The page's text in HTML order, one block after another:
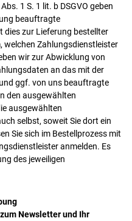
1 S. 1 lit. b DSGVO geben
beauftragte
dies zur Lieferung bestellter
welchen Zahlungsdienstleister
wir zur Abwicklung von
an das mit der
ggf. von uns beauftragte
den ausgewählten
ausgewählten
selbst, soweit Sie dort ein
Sie sich im Bestellprozess mit
anmelden. Es
des jeweiligen
Newsletter und Ihr